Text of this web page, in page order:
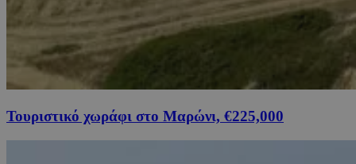
Τουριστικό χωράφι στο Μαρώνι, €225,000